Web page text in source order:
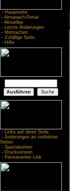
- Hauptseite
- Almanach-Portal
- Aktuelles
- Letzte Änderungen
- Mitmachen
- Zufällige Seite
- Hilfe
- Links auf diese Seite
- Änderungen an verlinkten
Seiten
- Spezialseiten
- Druckversion
- Permanenter Link